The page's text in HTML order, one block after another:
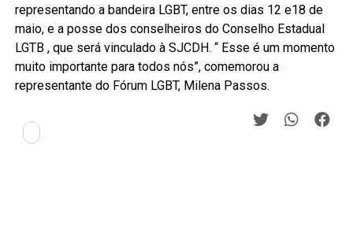
representando a bandeira LGBT, entre os dias 12 e18 de
maio, e a posse dos conselheiros do Conselho Estadual
LGTB , que será vinculado à SJCDH. “ Esse é um momento
muito importante para todos nós”, comemorou a
representante do Fórum LGBT, Milena Passos.